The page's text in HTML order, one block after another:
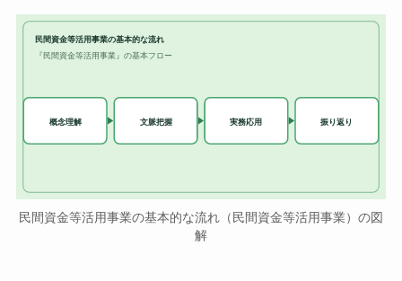
民間資金等活用事業の基本的な流れ
『民間資金等活用事業』の基本フロー
概念理解 文脈把握 実務応用 振り返り
民間資金等活用事業の基本的な流れ（民間資金等活用事業）の図
解